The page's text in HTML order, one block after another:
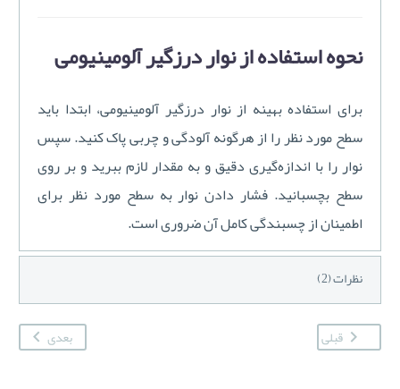
نحوه استفاده از نوار درزگیر آلومینیومی
برای استفاده بهینه از نوار درزگیر آلومینیومی، ابتدا باید
سطح مورد نظر را از هرگونه آلودگی و چربی پاک کنید. سپس
نوار را با اندازه‌گیری دقیق و به مقدار لازم ببرید و بر روی
سطح بچسبانید. فشار دادن نوار به سطح مورد نظر برای
اطمینان از چسبندگی کامل آن ضروری است.
نظرات (2)
قبلی بعدی